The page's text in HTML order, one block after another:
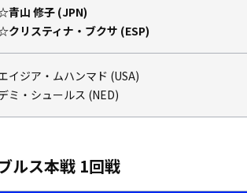
青山 修子 (JPN)
クリスティナ・ブクサ (ESP)
イジア・ムハンマド (USA)
ミ・シュールス (NED)
ルス本戦 1回戦